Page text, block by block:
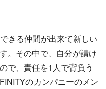
きる仲間が出来て新しい
。その中で、自分が請け
で、責任を1人で背負う
のカンパニーのメン